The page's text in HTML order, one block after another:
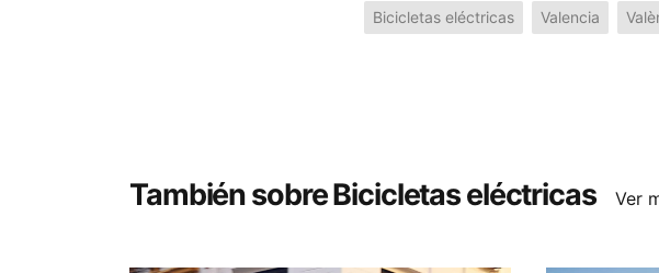
Bicicletas eléctricas Valencia
También sobre Bicicletas eléctricas Ver